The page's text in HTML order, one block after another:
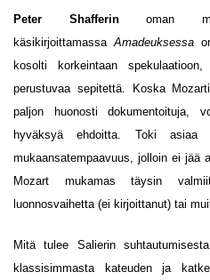
Peter Shafferinoman
käsikirjoittamassaAmadeuksessa
kosolti korkeintaan spekulaatioon,
perustuvaa sepitettä. Koska
paljon huonosti dokumentoituja,
hyväksyä ehdoitta. Toki
mukaansatempaavuus, jolloin ei jää
Mozart mukamas täysin
luonnosvaihetta (ei kirjoittanut) tai
Mitä tulee Salierin
klassisimmasta kateuden ja